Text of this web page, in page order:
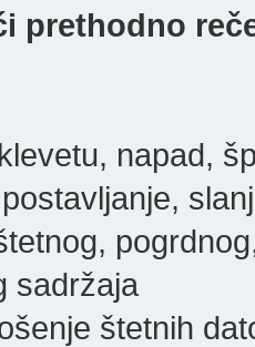
prethodno
napad,
sadržaja
štetnih